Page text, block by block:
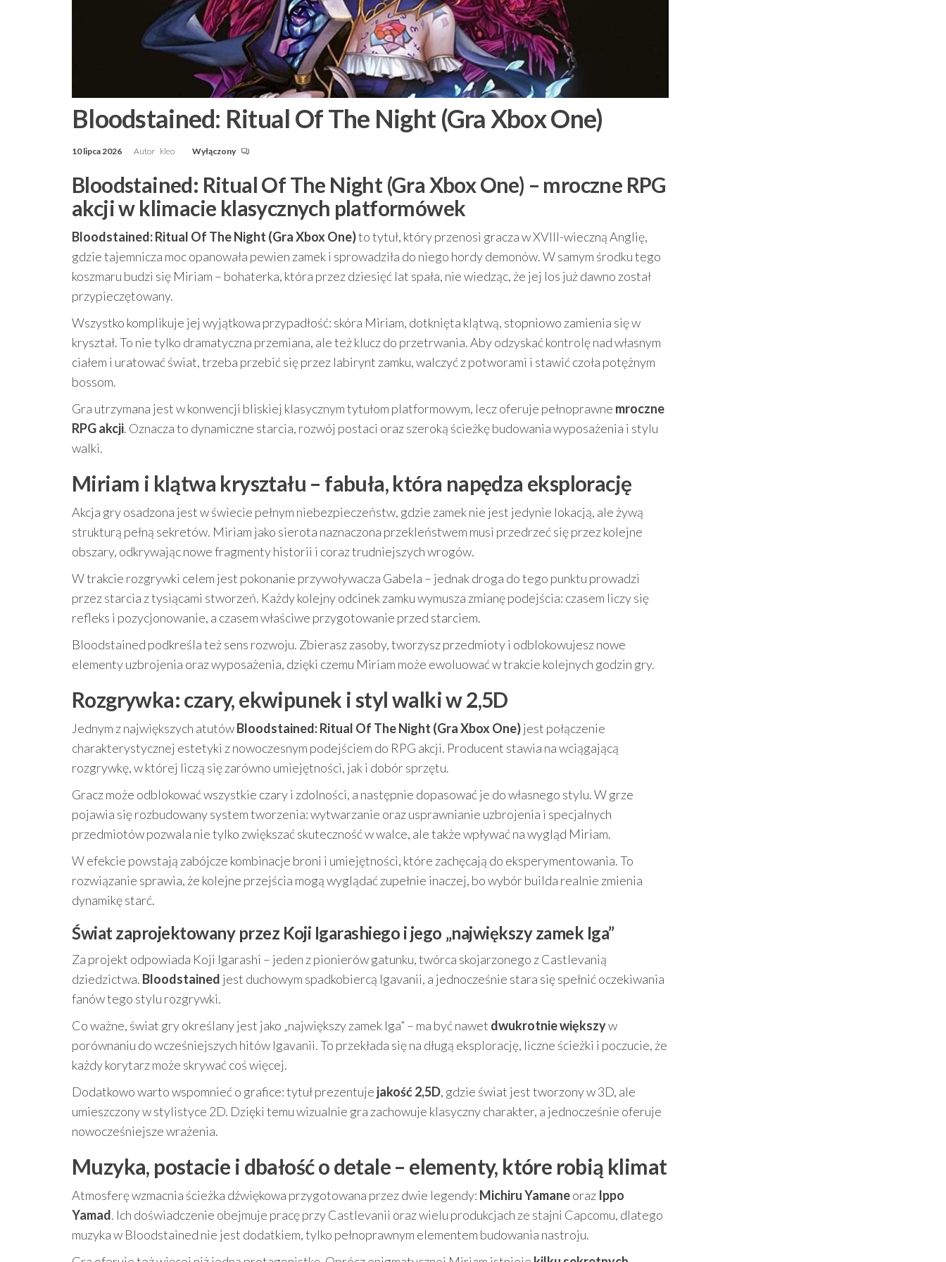
Bloodstained: Ritual Of The Night (Gra Xbox One)
10 lipca 2026 Autor kleo Wyłączony
Bloodstained: Ritual Of The Night (Gra Xbox One) – mroczne RPG
akcji w klimacie klasycznych platformówek
Bloodstained: Ritual Of The Night (Gra Xbox One)to tytuł, który przenosi gracza w XVIII-wieczną Anglię,
gdzie tajemnicza moc opanowała pewien zamek i sprowadziła do niego hordy demonów. W samym środku tego
koszmaru budzi się Miriam – bohaterka, która przez dziesięć lat spała, nie wiedząc, że jej los już dawno został
przypieczętowany.
Wszystko komplikuje jej wyjątkowa przypadłość: skóra Miriam, dotknięta klątwą, stopniowo zamienia się w
kryształ. To nie tylko dramatyczna przemiana, ale też klucz do przetrwania. Aby odzyskać kontrolę nad własnym
ciałem i uratować świat, trzeba przebić się przez labirynt zamku, walczyć z potworami i stawić czoła potężnym
bossom.
Gra utrzymana jest w konwencji bliskiej klasycznym tytułom platformowym, lecz oferuje pełnoprawne mroczne
RPG akcji. Oznacza to dynamiczne starcia, rozwój postaci oraz szeroką ścieżkę budowania wyposażenia i stylu
walki.
Miriam i klątwa kryształu – fabuła, która napędza eksplorację
Akcja gry osadzona jest w świecie pełnym niebezpieczeństw, gdzie zamek nie jest jedynie lokacją, ale żywą
strukturą pełną sekretów. Miriam jako sierota naznaczona przekleństwem musi przedrzeć się przez kolejne
obszary, odkrywając nowe fragmenty historii i coraz trudniejszych wrogów.
W trakcie rozgrywki celem jest pokonanie przywoływacza Gabela – jednak droga do tego punktu prowadzi
przez starcia z tysiącami stworzeń. Każdy kolejny odcinek zamku wymusza zmianę podejścia: czasem liczy się
refleks i pozycjonowanie, a czasem właściwe przygotowanie przed starciem.
Bloodstained podkreśla też sens rozwoju. Zbierasz zasoby, tworzysz przedmioty i odblokowujesz nowe
elementy uzbrojenia oraz wyposażenia, dzięki czemu Miriam może ewoluować w trakcie kolejnych godzin gry.
Rozgrywka: czary, ekwipunek i styl walki w 2,5D
Jednym z największych atutówBloodstained: Ritual Of The Night (Gra Xbox One)jest połączenie
charakterystycznej estetyki z nowoczesnym podejściem do RPG akcji. Producent stawia na wciągającą
rozgrywkę, w której liczą się zarówno umiejętności, jak i dobór sprzętu.
Gracz może odblokować wszystkie czary i zdolności, a następnie dopasować je do własnego stylu. W grze
pojawia się rozbudowany system tworzenia: wytwarzanie oraz usprawnianie uzbrojenia i specjalnych
przedmiotów pozwala nie tylko zwiększać skuteczność w walce, ale także wpływać na wygląd Miriam.
W efekcie powstają zabójcze kombinacje broni i umiejętności, które zachęcają do eksperymentowania. To
rozwiązanie sprawia, że kolejne przejścia mogą wyglądać zupełnie inaczej, bo wybór builda realnie zmienia
dynamikę starć.
Świat zaprojektowany przez Koji Igarashiego i jego „największy zamek Iga”
Za projekt odpowiada Koji Igarashi – jeden z pionierów gatunku, twórca skojarzonego z Castlevanią
dziedzictwa. Bloodstained jest duchowym spadkobiercą Igavanii, a jednocześnie stara się spełnić oczekiwania
fanów tego stylu rozgrywki.
Co ważne, świat gry określany jest jako „największy zamek Iga” – ma być nawet dwukrotnie większyw
porównaniu do wcześniejszych hitów Igavanii. To przekłada się na długą eksplorację, liczne ścieżki i poczucie, że
każdy korytarz może skrywać coś więcej.
Dodatkowo warto wspomnieć o grafice: tytuł prezentuje jakość 2,5D, gdzie świat jest tworzony w 3D, ale
umieszczony w stylistyce 2D. Dzięki temu wizualnie gra zachowuje klasyczny charakter, a jednocześnie oferuje
nowocześniejsze wrażenia.
Muzyka, postacie i dbałość o detale – elementy, które robią klimat
Atmosferę wzmacnia ścieżka dźwiękowa przygotowana przez dwie legendy: Michiru Yamaneoraz Ippo
Yamad. Ich doświadczenie obejmuje pracę przy Castlevanii oraz wielu produkcjach ze stajni Capcomu, dlatego
muzyka w Bloodstained nie jest dodatkiem, tylko pełnoprawnym elementem budowania nastroju.